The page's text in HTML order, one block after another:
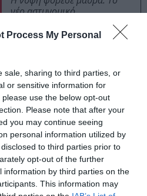
Process My Personal
sale, sharing to third parties, or
or sensitive information for
use the below opt-out
Please note that after your
you may continue seeing
personal information utilized by
to third parties prior to
opt-out of the further
information by third parties on the
This information may
νέο αστυνομικό
μυθιστόρημα του Κορνέλ
Γούλριτς
Αλεξάνδρεια, Σελίδες:
618-223-092-3
στοGoogle News
ειδήσεις